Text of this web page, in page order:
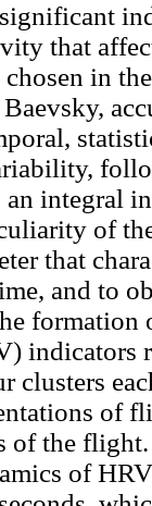
that
chosen in
an integral
of
that
and to
indicators
clusters
of
of the
of